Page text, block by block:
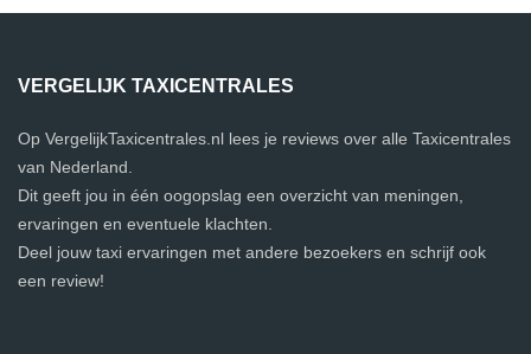
VERGELIJK TAXICENTRALES
Op VergelijkTaxicentrales.nl lees je reviews over alle Taxicentrales
van Nederland.
Dit geeft jou in één oogopslag een overzicht van meningen,
ervaringen en eventuele klachten.
Deel jouw taxi ervaringen met andere bezoekers en schrijf ook
een review!